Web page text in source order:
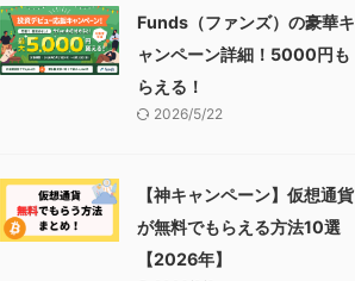
Funds（ファンズ）の豪華キ
ャンペーン詳細！5000円も
らえる！
2026/5/22
【神キャンペーン】仮想通貨
が無料でもらえる方法10選
【2026年】